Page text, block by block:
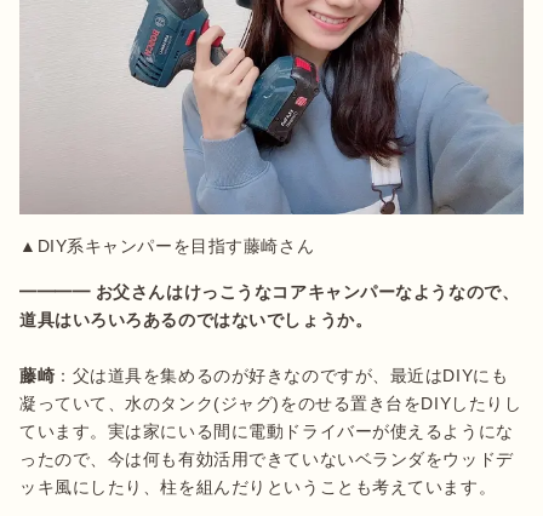
▲DIY系キャンパーを目指す藤崎さん
━━━━ お父さんはけっこうなコアキャンパーなようなので、
道具はいろいろあるのではないでしょうか。
藤崎 ：父は道具を集めるのが好きなのですが、最近はDIYにも
凝っていて、水のタンク(ジャグ)をのせる置き台をDIYしたりし
ています。実は家にいる間に電動ドライバーが使えるようにな
ったので、今は何も有効活用できていないベランダをウッドデ
ッキ風にしたり、柱を組んだりということも考えています。